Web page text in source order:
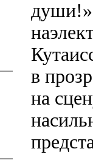
души!»
в
на